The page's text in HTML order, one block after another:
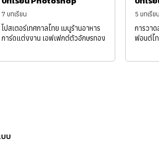
7 บทเรียน
โปสเตอร์เทศกาลไทย เมนูร้านอาหาร
การ์ดแต่งงาน เอฟเฟกต์ตัวอักษรทอง
5 บทเรียน
การวา
ฟอนต์ไ
บ